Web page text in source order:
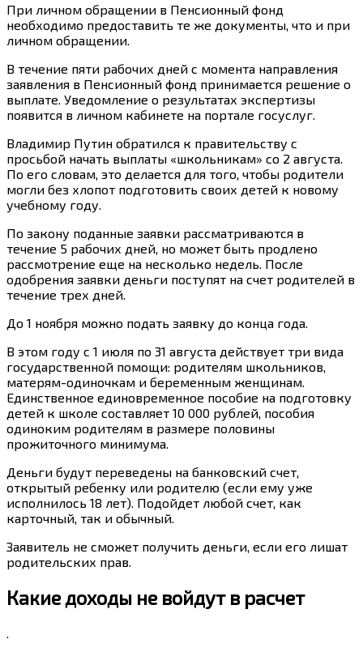
При личном обращении в Пенсионный фонд
необходимо предоставить те же документы, что и при
личном обращении.
В течение пяти рабочих дней с момента направления
заявления в Пенсионный фонд принимается решение о
выплате. Уведомление о результатах экспертизы
появится в личном кабинете на портале госуслуг.
Владимир Путин обратился к правительству с
просьбой начать выплаты «школьникам» со 2 августа.
По его словам, это делается для того, чтобы родители
могли без хлопот подготовить своих детей к новому
учебному году.
По закону поданные заявки рассматриваются в
течение 5 рабочих дней, но может быть продлено
рассмотрение еще на несколько недель. После
одобрения заявки деньги поступят на счет родителей в
течение трех дней.
До 1 ноября можно подать заявку до конца года.
В этом году с 1 июля по 31 августа действует три вида
государственной помощи: родителям школьников,
матерям-одиночкам и беременным женщинам.
Единственное единовременное пособие на подготовку
детей к школе составляет 10 000 рублей, пособия
одиноким родителям в размере половины
прожиточного минимума.
Деньги будут переведены на банковский счет,
открытый ребенку или родителю (если ему уже
исполнилось 18 лет). Подойдет любой счет, как
карточный, так и обычный.
Заявитель не сможет получить деньги, если его лишат
родительских прав.
Какие доходы не войдут в расчет